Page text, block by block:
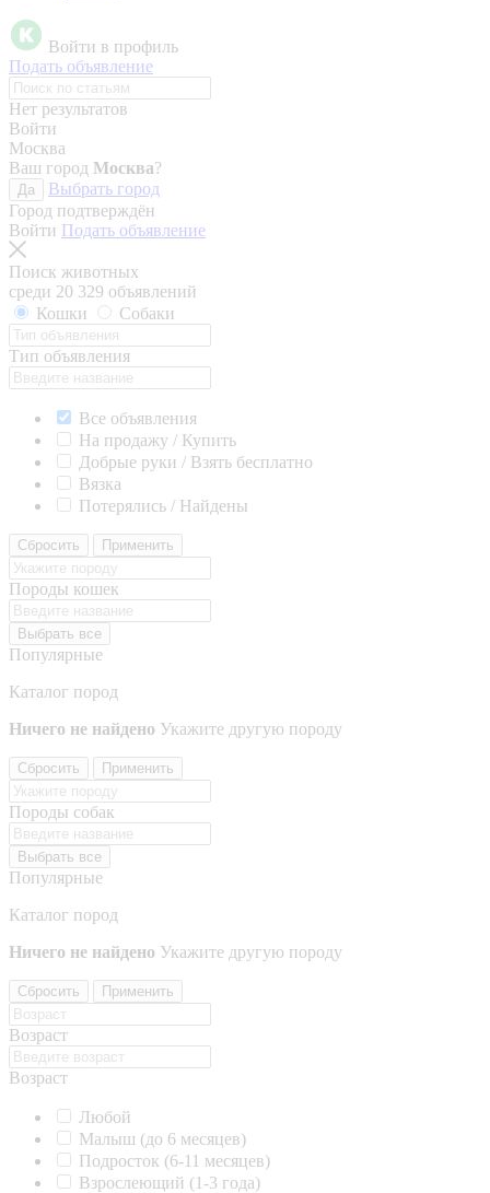
Войти в профиль
Подать объявление
Нет результатов
Войти
Москва
Ваш город Москва?
Да
Выбрать город
Город подтверждён
Войти Подать объявление
Поиск животных
среди 20 329 объявлений
Кошки
Собаки
Тип объявления
Все объявления
На продажу / Купить
Добрые руки / Взять бесплатно
Вязка
Потерялись / Найдены
Сбросить Применить
Породы кошек
Выбрать все
Популярные
Каталог пород
Ничего не найдено Укажите другую породу
Сбросить Применить
Породы собак
Выбрать все
Популярные
Каталог пород
Ничего не найдено Укажите другую породу
Сбросить Применить
Возраст
Возраст
Любой
Малыш (до 6 месяцев)
Подросток (6-11 месяцев)
Взрослеющий (1-3 года)